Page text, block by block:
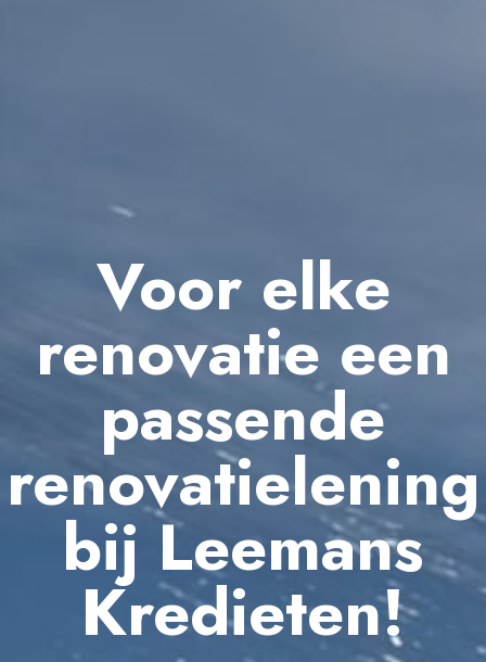
Voor elke
renovatie een
passende
renovatielening
bij Leemans
Kredieten!